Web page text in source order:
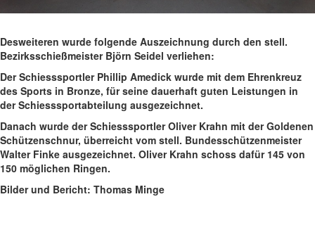
Desweiteren wurde folgende Auszeichnung durch den stell.
Bezirksschießmeister Björn Seidel verliehen:
Der Schiesssportler Phillip Amedick wurde mit dem Ehrenkreuz
des Sports in Bronze, für seine dauerhaft guten Leistungen in
der Schiesssportabteilung ausgezeichnet.
Danach wurde der Schiesssportler Oliver Krahn mit der Goldenen
Schützenschnur, überreicht vom stell. Bundesschützenmeister
Walter Finke ausgezeichnet. Oliver Krahn schoss dafür 145 von
150 möglichen Ringen.
Bilder und Bericht: Thomas Minge